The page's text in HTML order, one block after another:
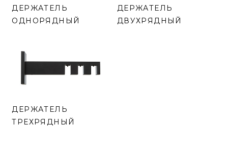
ДЕРЖАТЕЛЬ
ОДНОРЯДНЫЙ
ДЕРЖАТЕЛЬ
ДВУХРЯДНЫЙ
ДЕРЖАТЕЛЬ
ТРЕХРЯДНЫЙ